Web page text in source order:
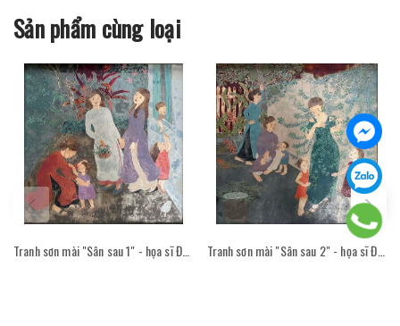
Sản phẩm cùng loại
Tranh sơn mài "Sân sau 1" - họa sĩ Đỗ Thị Kim Đoan Tranh sơn mài "Sân sau 2" - họa sĩ Đỗ Thị Kim Đoan